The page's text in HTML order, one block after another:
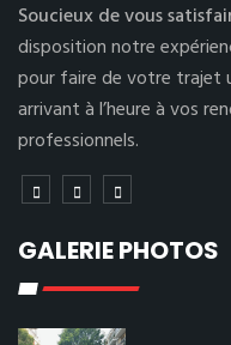
Soucieux de vous
disposition notre
pour faire de votre trajet
arrivant à l’heure à vos
professionnels.
GALERIE PHOTOS